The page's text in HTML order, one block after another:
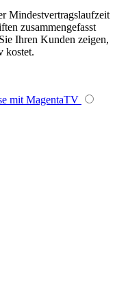
Mindestvertragslaufzeit
zusammengefasst
Ihren Kunden zeigen,
kostet.
mit MagentaTV